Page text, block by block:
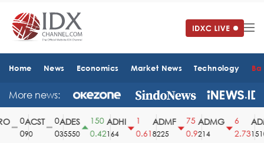
Home News Economics Market News Technology
More news:
ACST
90
ADES
35550
150
0.42
ADHI
164
0.61
ADMF
8225
75
0.9
ADMG
214
2.731510